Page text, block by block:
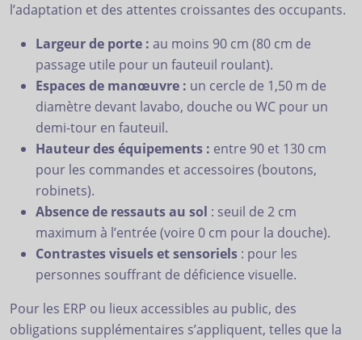
l’adaptation et des attentes croissantes des occupants.
Largeur de porte : au moins 90 cm (80 cm de
passage utile pour un fauteuil roulant).
Espaces de manœuvre : un cercle de 1,50 m de
diamètre devant lavabo, douche ou WC pour un
demi-tour en fauteuil.
Hauteur des équipements : entre 90 et 130 cm
pour les commandes et accessoires (boutons,
robinets).
Absence de ressauts au sol : seuil de 2 cm
maximum à l’entrée (voire 0 cm pour la douche).
Contrastes visuels et sensoriels : pour les
personnes souffrant de déficience visuelle.
Pour les ERP ou lieux accessibles au public, des
obligations supplémentaires s’appliquent, telles que la